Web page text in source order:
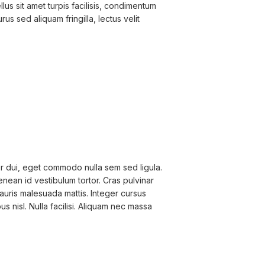
sit amet turpis facilisis, condimentum
sed aliquam fringilla, lectus velit
dui, eget commodo nulla sem sed ligula.
id vestibulum tortor. Cras pulvinar
malesuada mattis. Integer cursus
nisl. Nulla facilisi. Aliquam nec massa